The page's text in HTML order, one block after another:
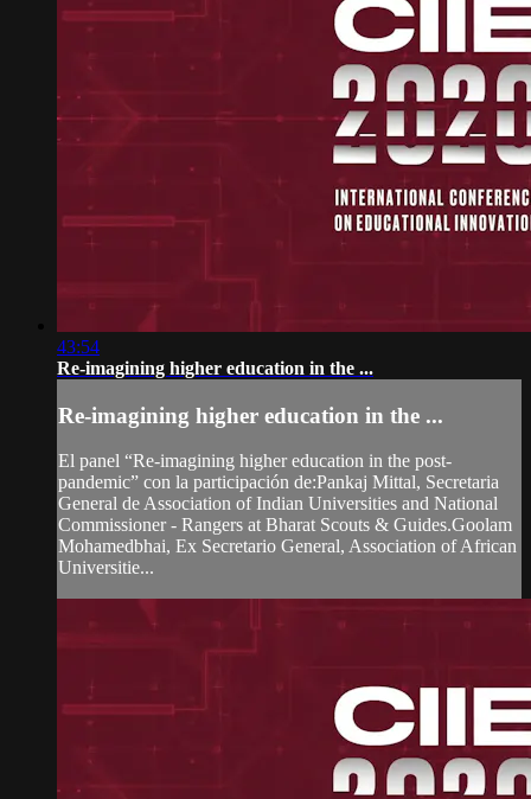
43:54
Re-imagining higher education in the ...
Re-imagining higher education in the ...
El panel “Re-imagining higher education in the post-
pandemic” con la participación de:Pankaj Mittal, Secretaria
General de Association of Indian Universities and National
Commissioner - Rangers at Bharat Scouts & Guides.Goolam
Mohamedbhai, Ex Secretario General, Association of African
Universitie...